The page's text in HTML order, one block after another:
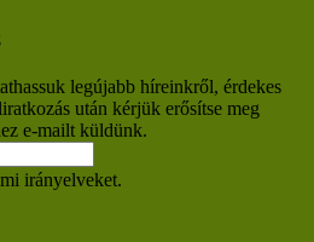
legújabb híreinkről, érdekes
után kérjük erősítse meg
e-mailt küldünk.
irányelveket.